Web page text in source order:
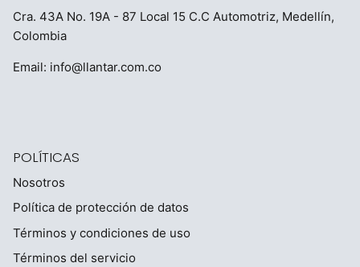
Cra. 43A No. 19A - 87 Local 15 C.C Automotriz, Medellín,
Colombia
Email: info@llantar.com.co
POLÍTICAS
Nosotros
Política de protección de datos
Términos y condiciones de uso
Términos del servicio